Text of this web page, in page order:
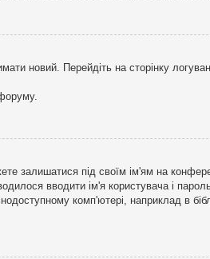
новий. Перейдіть на сторінку
залишатися під своїм ім'ям на
вводити ім'я користувача і
комп'ютері, наприклад в